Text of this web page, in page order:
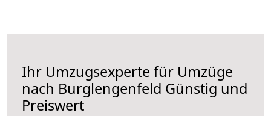
Ihr Umzugsexperte für Umzüge
nach Burglengenfeld Günstig und
Preiswert